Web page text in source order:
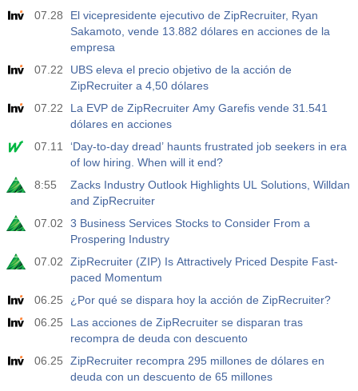
07.28
El vicepresidente ejecutivo de ZipRecruiter, Ryan
Sakamoto, vende 13.882 dólares en acciones de la
empresa
07.22
UBS eleva el precio objetivo de la acción de
ZipRecruiter a 4,50 dólares
07.22
La EVP de ZipRecruiter Amy Garefis vende 31.541
dólares en acciones
07.11
‘Day-to-day dread’ haunts frustrated job seekers in era
of low hiring. When will it end?
8:55
Zacks Industry Outlook Highlights UL Solutions, Willdan
and ZipRecruiter
07.02
3 Business Services Stocks to Consider From a
Prospering Industry
07.02
ZipRecruiter (ZIP) Is Attractively Priced Despite Fast-
paced Momentum
06.25
¿Por qué se dispara hoy la acción de ZipRecruiter?
06.25
Las acciones de ZipRecruiter se disparan tras
recompra de deuda con descuento
06.25
ZipRecruiter recompra 295 millones de dólares en
deuda con un descuento de 65 millones